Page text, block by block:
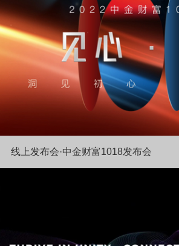
线上发布会·中金财富1018发布会